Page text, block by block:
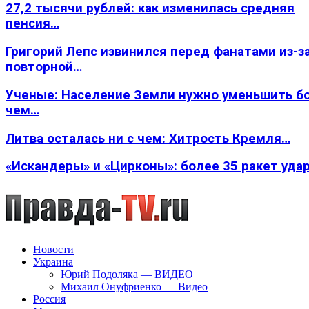
27,2 тысячи рублей: как изменилась средняя
пенсия…
Григорий Лепс извинился перед фанатами из-
повторной…
Ученые: Население Земли нужно уменьшить
чем…
Литва осталась ни с чем: Хитрость Кремля…
«Искандеры» и «Цирконы»: более 35 ракет
Новости
Украина
Юрий Подоляка — ВИДЕО
Михаил Онуфриенко — Видео
Россия